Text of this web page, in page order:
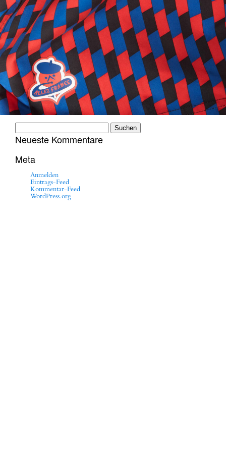
Suchen
nach:
Neueste Kommentare
Meta
Anmelden
Eintrags-Feed
Kommentar-Feed
WordPress.org